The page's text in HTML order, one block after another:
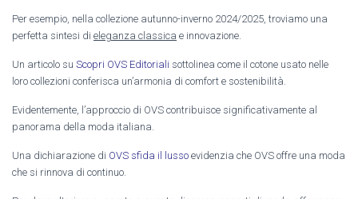
Per esempio, nella collezione autunno-inverno 2024/2025, troviamo una
perfetta sintesi di eleganza classica e innovazione.
Un articolo su Scopri OVS Editoriali sottolinea come il cotone usato nelle
loro collezioni conferisca un’armonia di comfort e sostenibilità.
Evidentemente, l’approccio di OVS contribuisce significativamente al
panorama della moda italiana.
Una dichiarazione di OVS sfida il lusso evidenzia che OVS offre una moda
che si rinnova di continuo.